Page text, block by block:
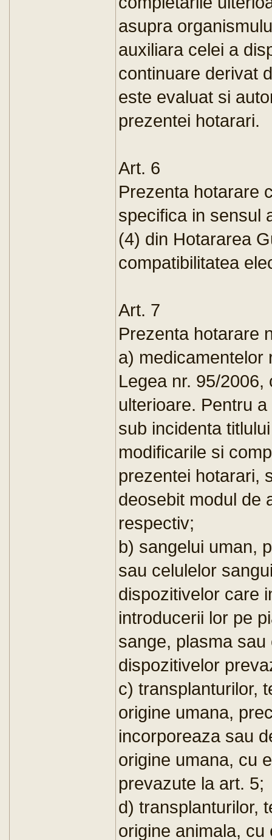
asupra
auxiliara celei a
continuare derivat
este evaluat si
prezentei hotarari.
Art. 6
Prezenta hotarare
specifica in sensul
(4) din Hotararea
compatibilitatea
Art. 7
Prezenta hotarare
a) medicamentelor
Legea nr. 95/
ulterioare. Pentru
sub incidenta
modificarile si
prezentei hotarari,
deosebit modul de
respectiv;
b) sangelui uman,
sau celulelor
dispozitivelor care
introducerii lor pe
sange, plasma
dispozitivelor
c) transplanturilor,
origine umana,
incorporeaza sau
origine umana, cu
prevazute la art. 5;
d) transplanturilor,
origine animala,